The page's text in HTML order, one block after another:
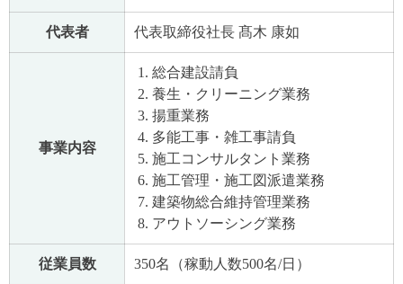
代表者 代表取締役社長 髙木 康如
事業内容
総合建設請負
養生・クリーニング業務
揚重業務
多能工事・雑工事請負
施工コンサルタント業務
施工管理・施工図派遣業務
建築物総合維持管理業務
アウトソーシング業務
従業員数 350名（稼動人数500名/日）